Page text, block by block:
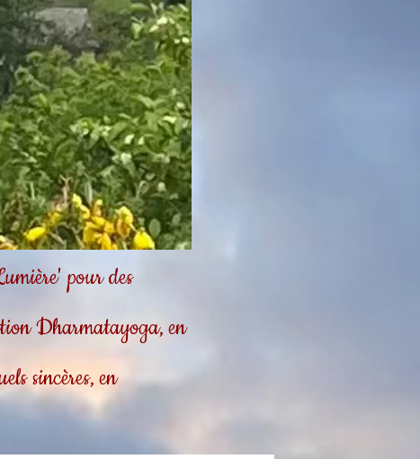
pour des
Dharmatayoga, en
sincères, en